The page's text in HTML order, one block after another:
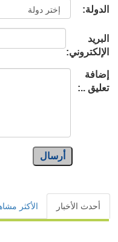
الدولة:
البريد
الإلكتروني:
إضافة
تعليق ..:
أرسال
أحدث الأخبار الأكثر